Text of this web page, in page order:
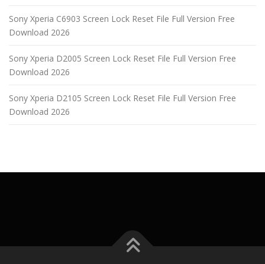
Sony Xperia C6903 Screen Lock Reset File Full Version Free
Download 2026
Sony Xperia D2005 Screen Lock Reset File Full Version Free
Download 2026
Sony Xperia D2105 Screen Lock Reset File Full Version Free
Download 2026